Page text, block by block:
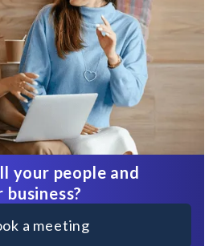
your people and
a meeting